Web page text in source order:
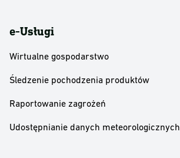
e-Usługi
Wirtualne gospodarstwo
Śledzenie pochodzenia produktów
Raportowanie zagrożeń
Udostępnianie danych meteorologicznych